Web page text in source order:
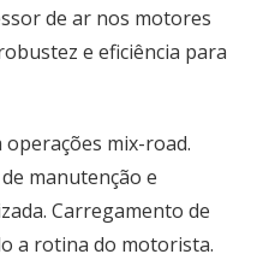
de ar nos motores
e eficiência para
mix-road.
manutenção e
Carregamento de
a rotina do motorista.